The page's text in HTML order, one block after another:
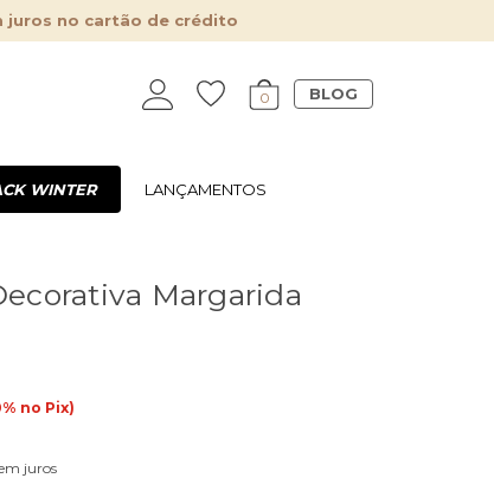
juros no cartão de crédito
0 BLOG
WINTER LANÇAMENTOS
Margarida
no Pix)
juros